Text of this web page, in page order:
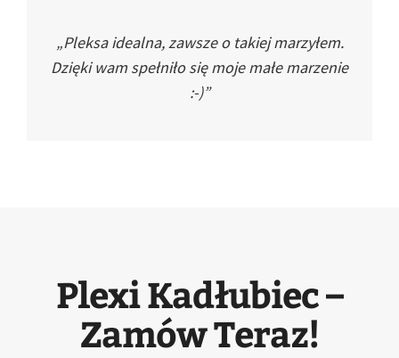
„Pleksa idealna, zawsze o takiej marzyłem.
Dzięki wam spełniło się moje małe marzenie
:-)”
Plexi Kadłubiec –
Zamów Teraz!